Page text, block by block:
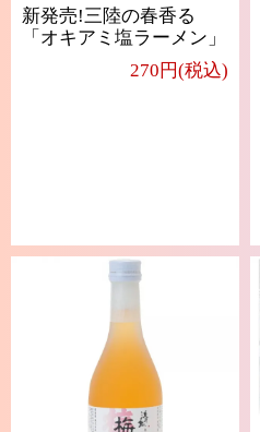
新発売!三陸の春香る
「オキアミ塩ラーメン」
270円(税込)